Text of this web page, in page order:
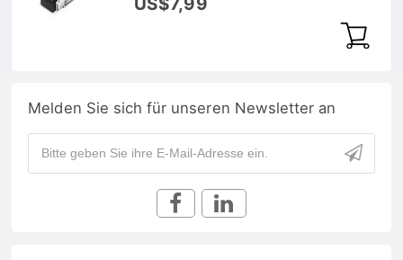
Melden Sie sich für unseren Newsletter an